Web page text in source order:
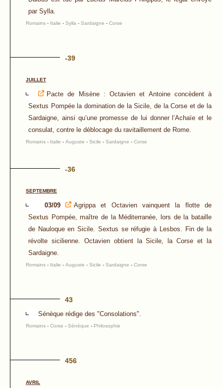
par Sylla.
Romains - Italie - Sylla - Sardaigne - Corse
-39
JUILLET
Pacte de Misène : Octavien et Antoine concèdent à
Sextus Pompée la domination de la Sicile, de la Corse et de la
Sardaigne, ainsi qu’une promesse de lui donner l’Achaïe et le
consulat, contre le déblocage du ravitaillement de Rome.
Romains - Italie - Auguste - Sicile - Sardaigne - Corse
-36
SEPTEMBRE
03/09
Agrippa et Octavien vainquent la flotte de
Sextus Pompée, maître de la Méditerranée, lors de la bataille
de Nauloque en Sicile. Sextus se réfugie à Lesbos. Fin de la
révolte sicilienne. Octavien obtient la Sicile, la Corse et la
Sardaigne.
Romains - Italie - Auguste - Sicile - Sardaigne - Corse
43
Sénèque rédige des "Consolations".
Romains - Corse - Sénèque - Philosophie
456
AVRIL